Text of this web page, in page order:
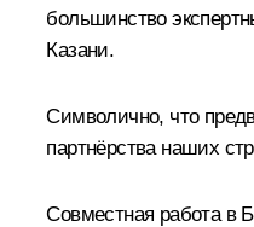
большинство
Казани.
Символично, что
партнёрства наших
Совместная работа в